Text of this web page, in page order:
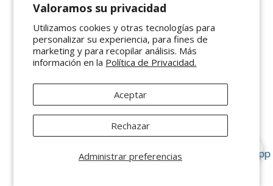
Valoramos su privacidad
Utilizamos cookies y otras tecnologías para
personalizar su experiencia, para fines de
marketing y para recopilar análisis. Más
información en la Política de Privacidad.
Administrar preferencias
Aceptar
Rechazar
Demostración 1 -70 de 70 totales
Presentes en los principales Marketplaces del